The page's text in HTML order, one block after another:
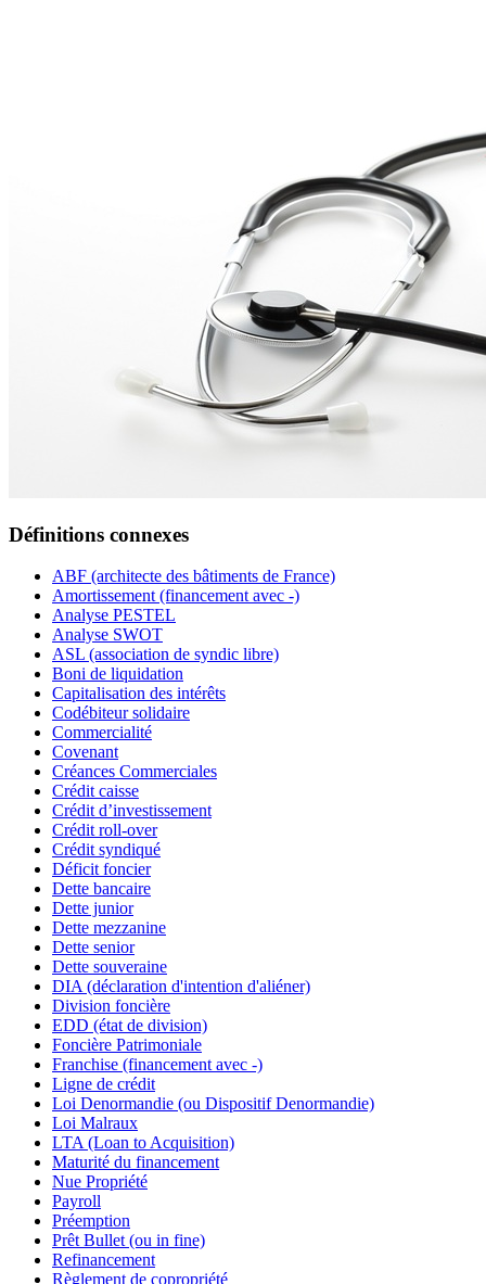
Définitions connexes
ABF (architecte des bâtiments de France)
Amortissement (financement avec -)
Analyse PESTEL
Analyse SWOT
ASL (association de syndic libre)
Boni de liquidation
Capitalisation des intérêts
Codébiteur solidaire
Commercialité
Covenant
Créances Commerciales
Crédit caisse
Crédit d’investissement
Crédit roll-over
Crédit syndiqué
Déficit foncier
Dette bancaire
Dette junior
Dette mezzanine
Dette senior
Dette souveraine
DIA (déclaration d'intention d'aliéner)
Division foncière
EDD (état de division)
Foncière Patrimoniale
Franchise (financement avec -)
Ligne de crédit
Loi Denormandie (ou Dispositif Denormandie)
Loi Malraux
LTA (Loan to Acquisition)
Maturité du financement
Nue Propriété
Payroll
Préemption
Prêt Bullet (ou in fine)
Refinancement
Règlement de copropriété